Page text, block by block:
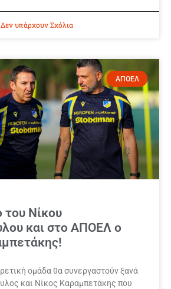
Δεν υπάρχουν Σχόλια
ΑΠΟΕΛ
του Νίκου
και στο ΑΠΟΕΛ ο
ομάδα θα συνεργαστούν ξανά
και Νίκος Καραμπετάκης που